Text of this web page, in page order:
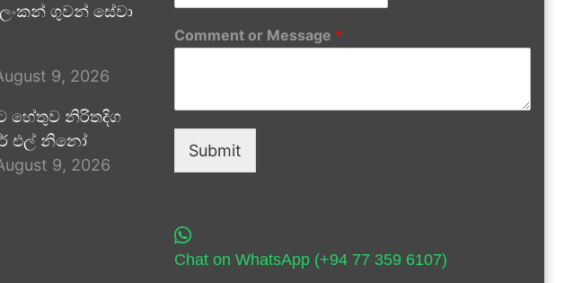
ගුවන් සේවා
9, 2026
හේතුව නිරිතදිග
එල් නිනෝ
9, 2026
Comment or Message *
Submit
Chat on WhatsApp (+94 77 359 6107)